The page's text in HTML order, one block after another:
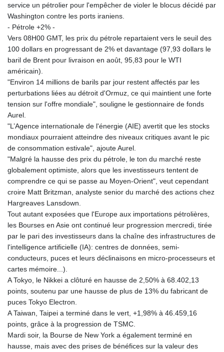
ISK 142.587462
JEP 0.857019
JOD 0.819159
JPY 182.969975
KES 149.450928
KHR 4680.351701
KMF 492.199617
KRW 1636.950761
KYD 0.960262
KZT 540.040464
LAK 26016.724996
LBP
103187.513486
LKR 386.502211
LRD 207.987652
LTL 3.41159
LVL 0.698888
LYD 7.329387
MAD 10.739418
MDL 20.037856
MKD 61.540878
MMK 2425.815605
MOP 9.311421
MRU 46.322486
MUR 54.303818
MVR 17.850835
service un pétrolier pour l'empêcher de violer le blocus décidé par
Washington contre les ports iraniens.
- Pétrole +2% -
Vers 08H00 GMT, les prix du pétrole repartaient vers le seuil des
100 dollars en progressant de 2% et davantage (97,93 dollars le
baril de Brent pour livraison en août, 95,83 pour le WTI
américain).
"Environ 14 millions de barils par jour restent affectés par les
perturbations liées au détroit d'Ormuz, ce qui maintient une forte
tension sur l'offre mondiale", souligne le gestionnaire de fonds
Aurel.
"L’Agence internationale de l'énergie (AIE) avertit que les stocks
mondiaux pourraient atteindre des niveaux critiques avant le pic
de consommation estivale", ajoute Aurel.
"Malgré la hausse des prix du pétrole, le ton du marché reste
globalement optimiste, alors que les investisseurs tentent de
comprendre ce qui se passe au Moyen-Orient", veut cependant
croire Matt Britzman, analyste senior du marché des actions chez
Hargreaves Lansdown.
Tout autant exposées que l'Europe aux importations pétrolières,
les Bourses en Asie ont continué leur progression mercredi, tirée
par le pari des investisseurs dans la chaîne des infrastructures de
l'intelligence artificielle (IA): centres de données, semi-
conducteurs, puces et leurs déclinaisons en micro-processeurs et
cartes mémoire...).
A Tokyo, le Nikkei a clôturé en hausse de 2,50% à 68.402,13
points, soutenu par une hausse de plus de 13% du fabricant de
puces Tokyo Electron.
A Taiwan, Taipei a terminé dans le vert, +1,98% à 46.459,16
points, grâce à la progression de TSMC.
Mardi soir, la Bourse de New York a également terminé en
hausse, mais avec des prises de bénéfices sur la valeur des